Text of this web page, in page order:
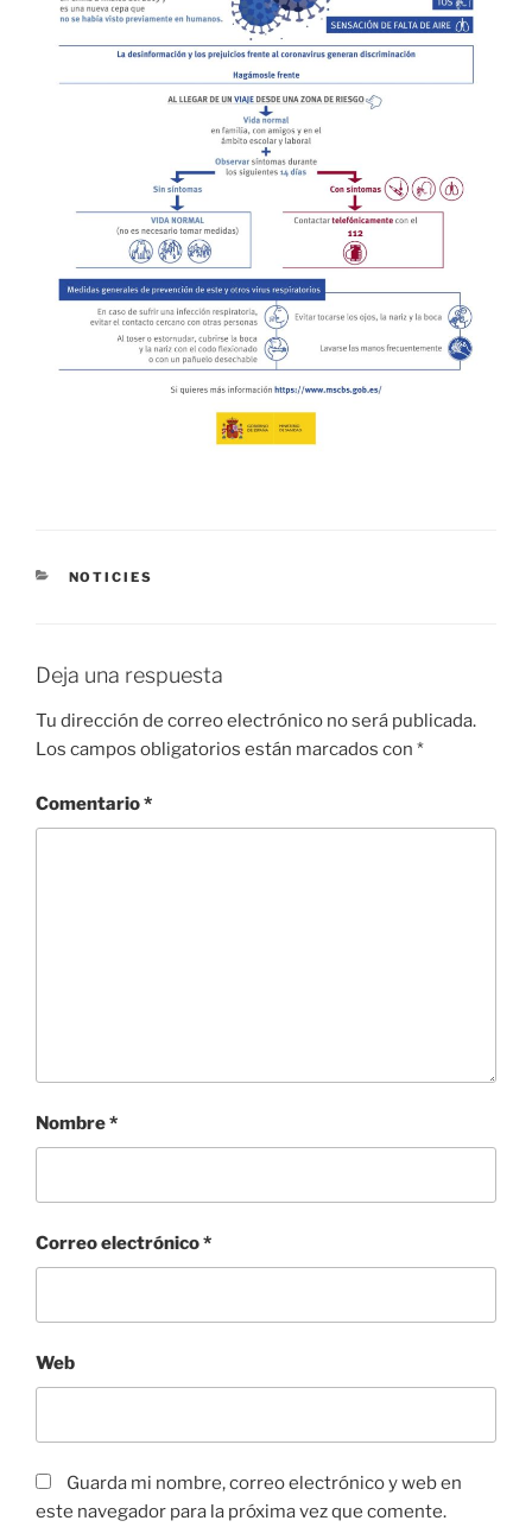
CATEGORÍAS
NOTICIES
Deja una respuesta
Tu dirección de correo electrónico no será publicada.
Los campos obligatorios están marcados con *
Comentario*
Nombre*
Correo electrónico*
Web
Guarda mi nombre, correo electrónico y web en
este navegador para la próxima vez que comente.